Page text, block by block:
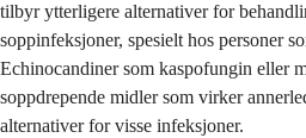
tilbyr ytterligere alternativer for
soppinfeksjoner, spesielt hos personer
Echinocandiner som kaspofungin eller
soppdrepende midler som virker
alternativer for visse infeksjoner.